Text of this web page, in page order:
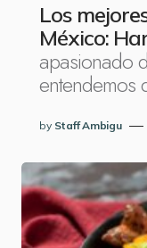
Los
México:
apasionado
entendemos
by Staff Ambigu